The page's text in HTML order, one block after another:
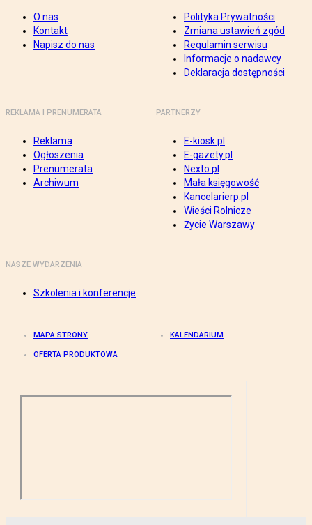
O nas
Kontakt
Napisz do nas
Polityka Prywatności
Zmiana ustawień zgód
Regulamin serwisu
Informacje o nadawcy
Deklaracja dostępności
REKLAMA I PRENUMERATA
Reklama
Ogłoszenia
Prenumerata
Archiwum
PARTNERZY
E-kiosk.pl
E-gazety.pl
Nexto.pl
Mała księgowość
Kancelarierp.pl
Wieści Rolnicze
Życie Warszawy
NASZE WYDARZENIA
Szkolenia i konferencje
MAPA STRONY KALENDARIUM
OFERTA PRODUKTOWA